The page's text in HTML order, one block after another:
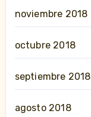
noviembre 2018
octubre 2018
septiembre 2018
agosto 2018